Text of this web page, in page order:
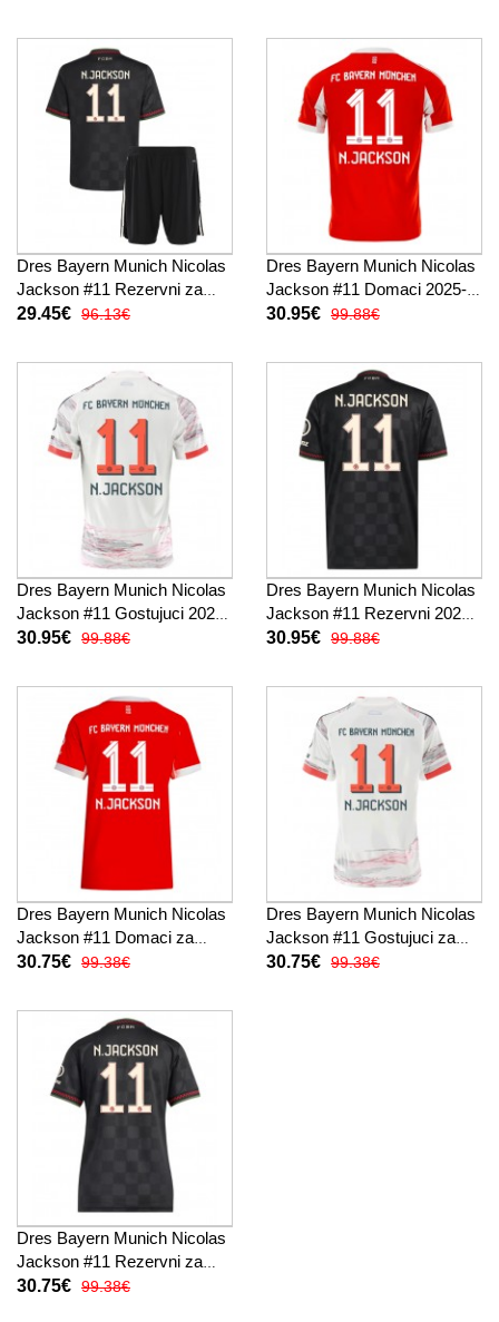
Dres Bayern Munich Nicolas
Jackson #11 Rezervni za
djecu 2025-26 Kratak Rukav
29.45€ 96.13€
Dres Bayern Munich Nicolas
Jackson #11 Domaci 2025-
26 Kratak Rukav
30.95€ 99.88€
Dres Bayern Munich Nicolas
Jackson #11 Gostujuci 2025-
26 Kratak Rukav
30.95€ 99.88€
Dres Bayern Munich Nicolas
Jackson #11 Rezervni 2025-
26 Kratak Rukav
30.95€ 99.88€
Dres Bayern Munich Nicolas
Jackson #11 Domaci za
Žensko 2025-26 Kratak
30.75€ 99.38€
Dres Bayern Munich Nicolas
Jackson #11 Gostujuci za
Žensko 2025-26 Kratak
30.75€ 99.38€
Dres Bayern Munich Nicolas
Jackson #11 Rezervni za
Žensko 2025-26 Kratak
30.75€ 99.38€